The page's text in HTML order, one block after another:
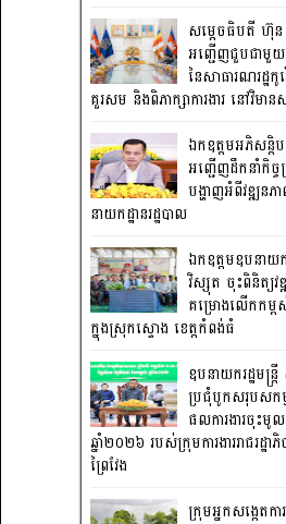
សម្តេចធិបតី ហ៊ុ
អញ្ជើញជួបជាមួ
នៃសាធារណរដ្ឋកូ
គួរសម និងពិភាក្សាការងារ នៅវិមាន
ឯកឧត្តមអភិសន្
អញ្ជើញដឹកនាំកិច្ច
បង្ហាញអំពីវឌ្ឍនភ
នាយកដ្ឋានរដ្ឋបាល
ឯកឧត្តមឧបនាយករ
វិស្សុត ចុះពិនិត្យវឌ្
គម្រោងលើកកម្ព
ក្នុងស្រុកស្ទោង ខេត្តកំពង់ធំ
ឧបនាយករដ្ឋមន្
ប្រជុំបូកសរុបសកម្
ផលការងារចុះមូ
ឆ្នាំ២០២៦ របស់ក្រុមការងាររាជរដ្ឋា
ព្រៃវែង
ក្រុមអ្នកសង្កេត